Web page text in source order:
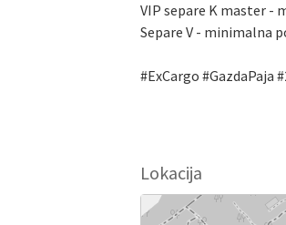
VIP separe K master -
Separe V - minimalna
#ExCargo #GazdaPaja
Lokacija